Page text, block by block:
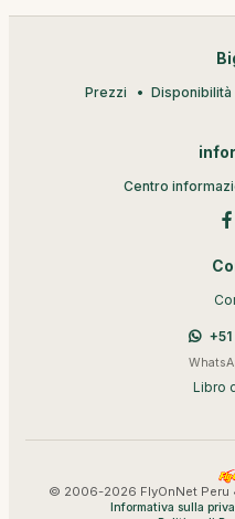
Prezzi Disponibilità
Centro
Libro
© 2006-2026 FlyOnNet Peru
Informativa sulla